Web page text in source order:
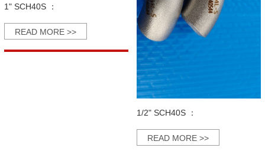
1" SCH40S ：
READ MORE >>
1/2" SCH40S ：
READ MORE >>